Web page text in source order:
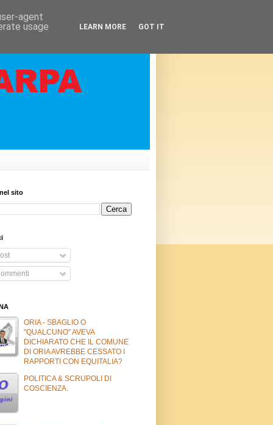
sito
ORIA - SBAGLIO O
"QUALCUNO" AVEVA
DICHIARATO CHE IL COMUNE
DI ORIA AVREBBE CESSATO I
RAPPORTI CON EQUITALIA?
POLITICA & SCRUPOLI DI
COSCIENZA.
agent
usage
LEARN MORE GOT IT